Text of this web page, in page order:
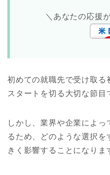
＼あなたの応援
初めての就職先で受け取る
スタートを切る大切な節目
しかし、業界や企業によ
るため、どのような選択を
きく影響することになりま